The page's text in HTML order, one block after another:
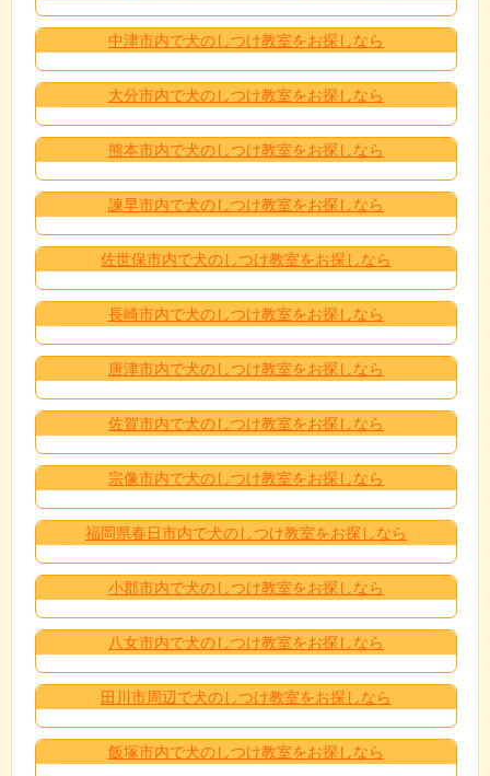
中津市内で犬のしつけ教室をお探しなら
大分市内で犬のしつけ教室をお探しなら
熊本市内で犬のしつけ教室をお探しなら
諫早市内で犬のしつけ教室をお探しなら
佐世保市内で犬のしつけ教室をお探しなら
長崎市内で犬のしつけ教室をお探しなら
唐津市内で犬のしつけ教室をお探しなら
佐賀市内で犬のしつけ教室をお探しなら
宗像市内で犬のしつけ教室をお探しなら
福岡県春日市内で犬のしつけ教室をお探しなら
小郡市内で犬のしつけ教室をお探しなら
八女市内で犬のしつけ教室をお探しなら
田川市周辺で犬のしつけ教室をお探しなら
飯塚市内で犬のしつけ教室をお探しなら